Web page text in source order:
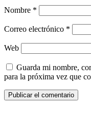
Nombre *
Correo electrónico *
Web
Guarda mi nombre,
para la próxima vez que